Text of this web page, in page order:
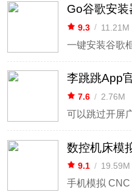
Go谷歌安装
9.3 / 11.21M
李跳跳App
7.6 / 2.76M
数控机床模
9.1 / 19.59M